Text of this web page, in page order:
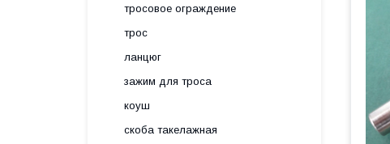
тросовое ограждение
трос
ланцюг
зажим для троса
коуш
скоба такелажная